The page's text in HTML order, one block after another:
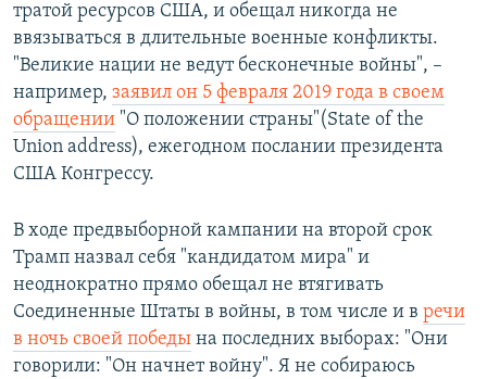
тратой ресурсов США, и обещал никогда не
ввязываться в длительные военные конфликты.
"Великие нации не ведут бесконечные войны", –
например, заявил он 5 февраля 2019 года в своем
обращении "О положении страны"(State of the
Union address), ежегодном послании президента
США Конгрессу.
В ходе предвыборной кампании на второй срок
Трамп назвал себя "кандидатом мира" и
неоднократно прямо обещал не втягивать
Соединенные Штаты в войны, в том числе и в речи
в ночь своей победы на последних выборах: "Они
говорили: "Он начнет войну". Я не собираюсь